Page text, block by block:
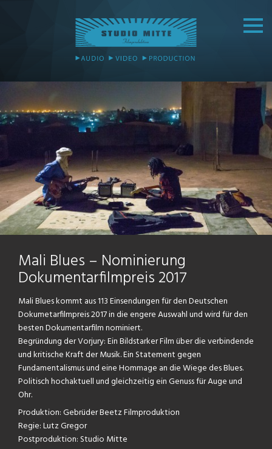
Mali Blues – Nominierung
Dokumentarfilmpreis 2017
Mali Blues kommt aus 113 Einsendungen für den Deutschen
Dokumetarfilmpreis 2017 in die engere Auswahl und wird für den
besten Dokumentarfilm nominiert.
Begründung der Vorjury: Ein Bildstarker Film über die verbindende
und kritische Kraft der Musik. Ein Statement gegen
Fundamentalismus und eine Hommage an die Wiege des Blues.
Politisch hochaktuell und gleichzeitig ein Genuss für Auge und
Ohr.
Produktion: Gebrüder Beetz Filmproduktion
Regie: Lutz Gregor
Postproduktion: Studio Mitte